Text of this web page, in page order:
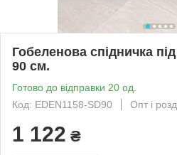
Гобеленова спідничка
90 см.
Готово до відправки 20 од.
Код: EDEN1158-SD90
Опт і
1 122 ₴